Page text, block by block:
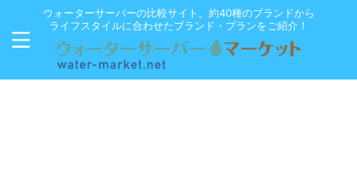
ウォーターサーバーの比較サイト。約40種のブランドから
ライフスタイルに合わせたブランド・プランをご紹介！